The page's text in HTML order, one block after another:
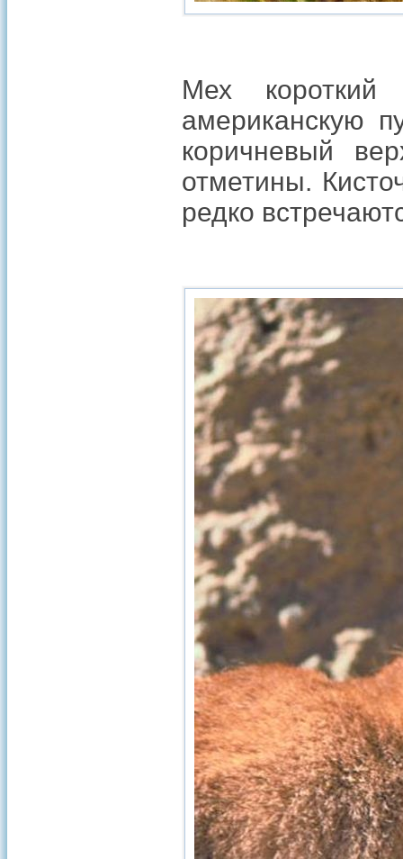
Мех короткий
американскую
коричневый
отметины.
редко